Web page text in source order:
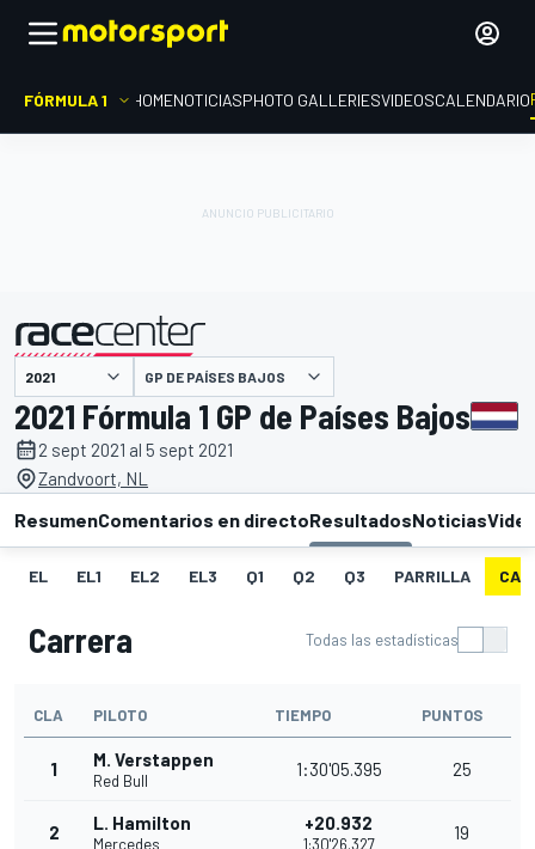
FÓRMULA 1 HOMENOTICIASPHOTO GALLERIESVIDEOSCALENDARIO
presentado por GP DE PAÍSES BAJOS
2021 Fórmula 1 GP de Países Bajos
2 sept 2021 al 5 sept 2021
Zandvoort, NL
ResumenComentarios en directoResultadosNoticias
EL EL1 EL2 EL3 Q1 Q2 Q3 PARRILLA
Carrera Todas las estadísticas
CLA PILOTO TIEMPO PUNTOS
1 M. Verstappen
Red Bull
1:30'05.395 25
2 L. Hamilton
Mercedes
+20.932
1:30'26.327
19